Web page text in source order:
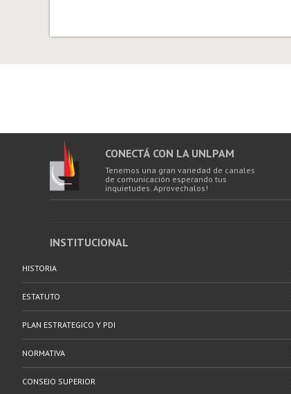
CONECTÁ CON LA UNLPAM
Tenemos una gran variedad de canales
de comunicación esperando tus
inquietudes. Aprovechalos!
INSTITUCIONAL
HISTORIA
ESTATUTO
PLAN ESTRATEGICO Y PDI
NORMATIVA
CONSEJO SUPERIOR